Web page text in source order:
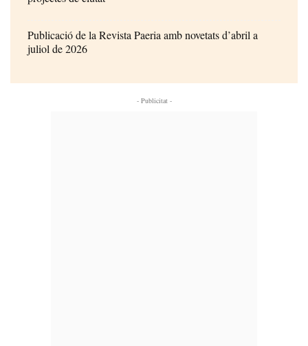
Publicació de la Revista Paeria amb novetats d’abril a
juliol de 2026
- Publicitat -